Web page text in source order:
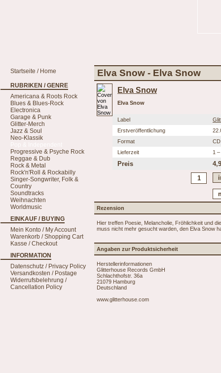
Startseite / Home
RUBRIKEN / GENRE
Americana & Roots Rock
Blues & Blues-Rock
Electronica
Garage & Punk
Glitter-Merch
Jazz & Soul
Neo-Klassik
Progressive & Psyche Rock
Reggae & Dub
Rock & Metal
Rock'n'Roll & Rockabilly
Singer-Songwriter, Folk &
Country
Soundtracks
Weihnachten
Worldmusic
EINKAUF / BUYING
Mein Konto / My Account
Warenkorb / Shopping Cart
Kasse / Checkout
INFORMATION
Datenschutz / Privacy Policy
Versandkosten / Postage
Widerrufsbelehrung /
Cancellation Policy
Elva Snow - Elva Snow
Elva Snow
Elva Snow
Label
Erstveröffentlichung
Format
CD
Lieferzeit
1
Preis
Rezension
Hier treffen Poesie, Melancholie, Fröhlichkeit und
muss nicht mehr gesucht warden, den Elva Snow
Angaben zur Produktsicherheit
Herstellerinformationen
Glitterhouse Records GmbH
Schlachthofstr. 36a
21079 Hamburg
Deutschland
www.glitterhouse.com